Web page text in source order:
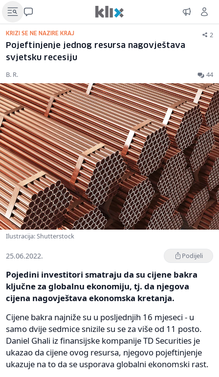
KRIZI SE NE NAZIRE KRAJ 2
Pojeftinjenje jednog resursa nagovještava
svjetsku recesiju
B. R. 44
Ilustracija: Shutterstock
25.06.2022. Podijeli
Pojedini investitori smatraju da su cijene bakra
ključne za globalnu ekonomiju, tj. da njegova
cijena nagovještava ekonomska kretanja.
Cijene bakra najniže su u posljednjih 16 mjeseci - u
samo dvije sedmice snizile su se za više od 11 posto.
Daniel Ghali iz finansijske kompanije TD Securities je
ukazao da cijene ovog resursa, njegovo pojeftinjenje
ukazuje na to da se usporava globalni ekonomski rast.